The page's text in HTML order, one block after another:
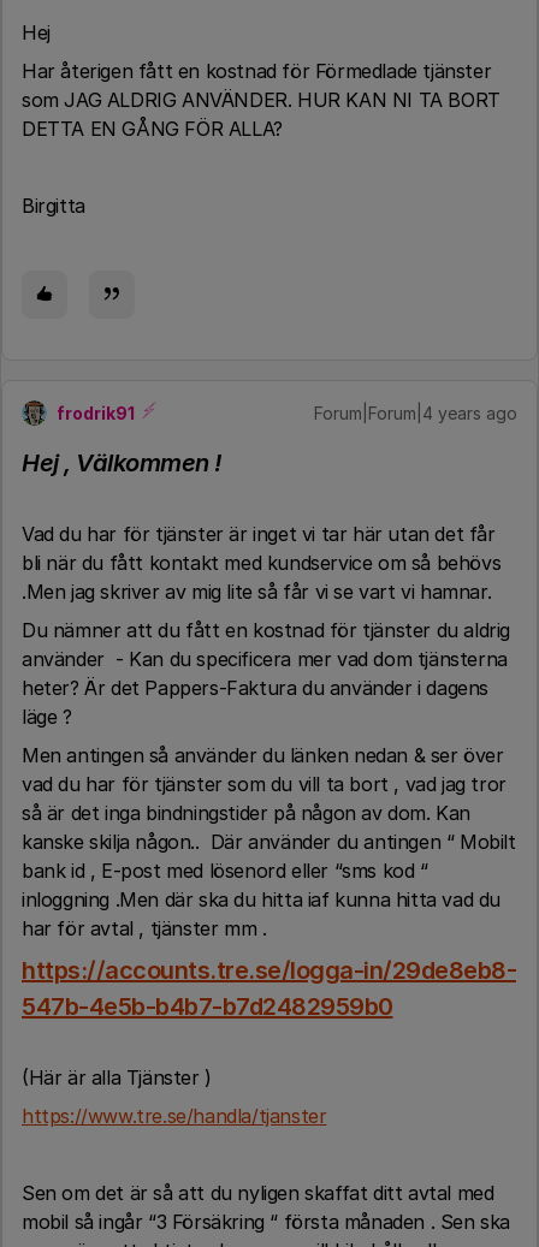
Hej
Har återigen fått en kostnad för Förmedlade tjänster
som JAG ALDRIG ANVÄNDER. HUR KAN NI TA BORT
DETTA EN GÅNG FÖR ALLA?
Birgitta
frodrik91 Forum|Forum|4 years ago
Hej , Välkommen !
Vad du har för tjänster är inget vi tar här utan det får
bli när du fått kontakt med kundservice om så behövs
.Men jag skriver av mig lite så får vi se vart vi hamnar.
Du nämner att du fått en kostnad för tjänster du aldrig
använder - Kan du specificera mer vad dom tjänsterna
heter? Är det Pappers-Faktura du använder i dagens
läge ?
Men antingen så använder du länken nedan & ser över
vad du har för tjänster som du vill ta bort , vad jag tror
så är det inga bindningstider på någon av dom. Kan
kanske skilja någon.. Där använder du antingen “ Mobilt
bank id , E-post med lösenord eller “sms kod “
inloggning .Men där ska du hitta iaf kunna hitta vad du
har för avtal , tjänster mm .
https://accounts.tre.se/logga-in/29de8eb8-
547b-4e5b-b4b7-b7d2482959b0
(Här är alla Tjänster )
https://www.tre.se/handla/tjanster
Sen om det är så att du nyligen skaffat ditt avtal med
mobil så ingår “3 Försäkring “ första månaden . Sen ska